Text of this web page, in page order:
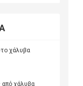
χάλυβα
από χάλυβα